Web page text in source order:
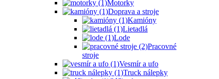
Motorky
Doprava a stroje
Kamióny
Lietadlá
Lode
Pracovné
stroje
Vesmír a ufo
Truck nálepky